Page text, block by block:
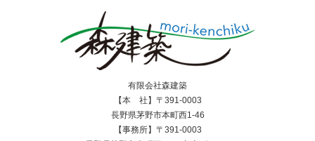
有限会社森建築
【本 社】〒391-0003
長野県茅野市本町西1-46
【事務所】〒391-0003